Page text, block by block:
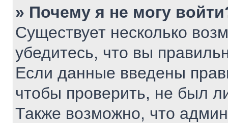
» Почему я не могу
Существует несколько
убедитесь, что вы
Если данные введены
чтобы проверить, не был
Также возможно, что